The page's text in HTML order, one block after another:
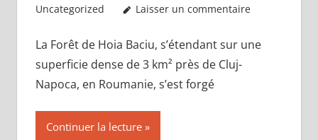
Uncategorized
Laisser un commentaire
La Forêt de Hoia Baciu, s’étendant sur une
superficie dense de 3 km² près de Cluj-
Napoca, en Roumanie, s’est forgé
Continuer la lecture